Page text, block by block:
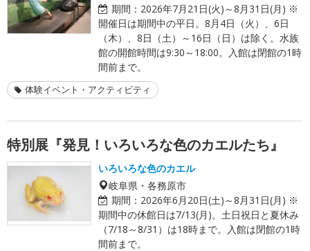
期間： 2026年7月21日(火)～8月31日(月) ※
開催日は期間中の平日。8月4日（火）、6日
（木）、8日（土）～16日（日）は除く。水族
館の開館時間は9:30～18:00。入館は閉館の1時
間前まで。
体験イベント・アクティビティ
特別展『発見！いろいろな色のカエルたち』
いろいろな色のカエル
岐阜県・各務原市
期間： 2026年6月20日(土)～8月31日(月) ※
期間中の休館日は7/13(月)。土日祝日と夏休み
（7/18～8/31）は18時まで。入館は閉館の1時
間前まで。